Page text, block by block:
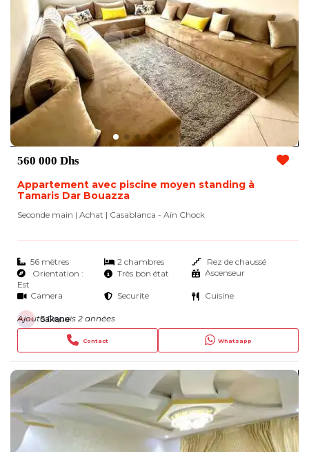
560 000 Dhs
Appartement avec piscine moyen standing à
Tamaris Dar Bouazza
Seconde main | Achat | Casablanca - Aïn Chock
56 mètres 2 chambres
Rez de chaussé
Orientation :
Est
Très bon état Ascenseur
Camera Securite Cuisine
Sakane
Contact Whatsapp
Ajouté Depuis 2 années